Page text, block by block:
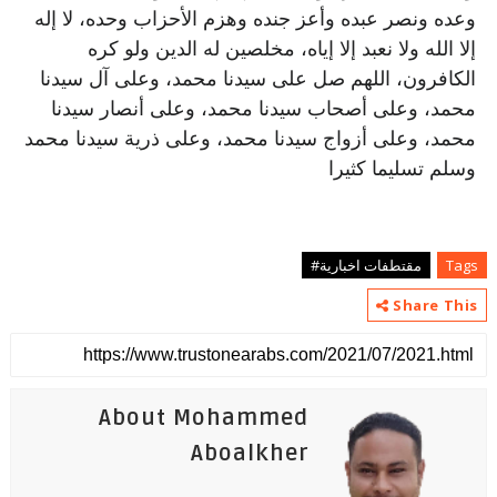
وعده ونصر عبده وأعز جنده وهزم الأحزاب وحده، لا إله
إلا الله ولا نعبد إلا إياه، مخلصين له الدين ولو كره
الكافرون، اللهم صل على سيدنا محمد، وعلى آل سيدنا
محمد، وعلى أصحاب سيدنا محمد، وعلى أنصار سيدنا
محمد، وعلى أزواج سيدنا محمد، وعلى ذرية سيدنا محمد
وسلم تسليما كثيرا
Tags
مقتطفات اخبارية#
Share This
About Mohammed
Aboalkher